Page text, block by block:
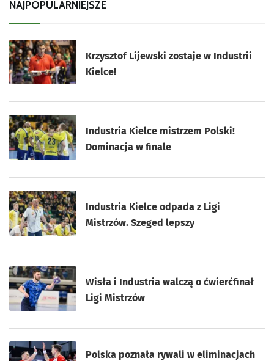
NAJPOPULARNIEJSZE
Krzysztof Lijewski zostaje w Industrii
Kielce!
Industria Kielce mistrzem Polski!
Dominacja w finale
Industria Kielce odpada z Ligi
Mistrzów. Szeged lepszy
Wisła i Industria walczą o ćwierćfinał
Ligi Mistrzów
Polska poznała rywali w eliminacjach